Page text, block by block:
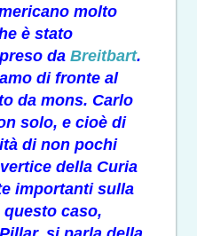
molto
è stato
da Breitbart.
di fronte al
da mons. Carlo
solo, e cioè di
di non pochi
della Curia
importanti sulla
questo caso,